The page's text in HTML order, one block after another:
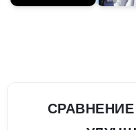
СРАВНЕНИЕ